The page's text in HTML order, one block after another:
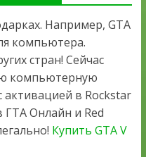
Например, GTA
компьютера.
стран! Сейчас
компьютерную
активацией в Rockstar
ГТА Онлайн и Red
Купить GTA V